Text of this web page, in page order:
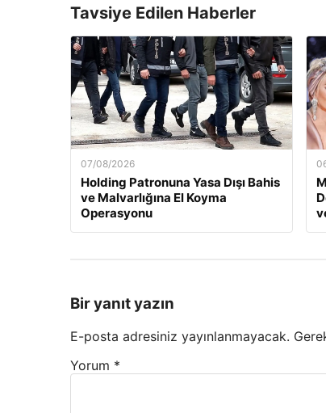
Tavsiye Edilen Haberler
07/08/2026
Holding Patronuna Yasa Dışı Bahis
ve Malvarlığına El Koyma
Operasyonu
Bir yanıt yazın
E-posta adresiniz yayınlanmayacak.
Yorum *